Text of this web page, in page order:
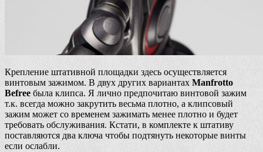
Крепление штативной площадки здесь осуществляется
винтовым зажимом. В двух других вариантах Manfrotto
Befree была клипса. Я лично предпочитаю винтовой зажим
т.к. всегда можно закрутить весьма плотно, а клипсовый
зажим может со временем зажимать менее плотно и будет
требовать обслуживания. Кстати, в комплекте к штативу
поставляются два ключа чтобы подтянуть некоторые винты
если ослабли.